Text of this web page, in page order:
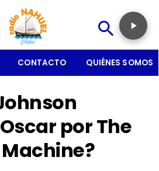
CONTACTO QUIÉNES SOMOS
por The